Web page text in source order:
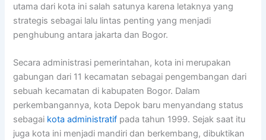
utama dari kota ini salah satunya karena letaknya yang
strategis sebagai lalu lintas penting yang menjadi
penghubung antara jakarta dan Bogor.
Secara administrasi pemerintahan, kota ini merupakan
gabungan dari 11 kecamatan sebagai pengembangan dari
sebuah kecamatan di kabupaten Bogor. Dalam
perkembangannya, kota Depok baru menyandang status
sebagai kota administratif pada tahun 1999. Sejak saat itu
juga kota ini menjadi mandiri dan berkembang, dibuktikan